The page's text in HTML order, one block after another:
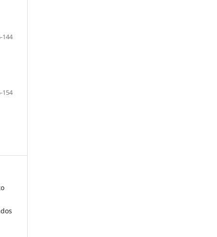
144
154